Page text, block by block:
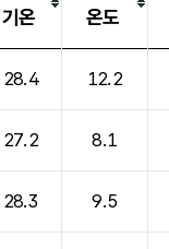
기온
온도
28.4 12.2
27.2 8.1
28.3 9.5